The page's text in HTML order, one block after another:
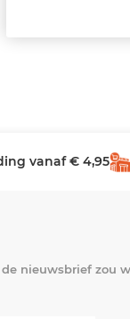
vanaf € 4,95
nieuwsbrief zou